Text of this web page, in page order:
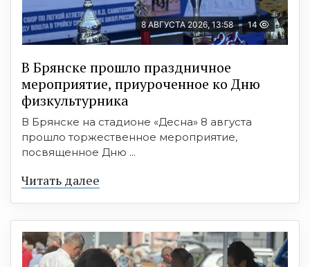
8 АВГУСТА 2026, 13:58 14
В Брянске прошло праздничное
мероприятие, приуроченное ко Дню
физкультурника
В Брянске на стадионе «Десна» 8 августа
прошло торжественное мероприятие,
посвященное Дню ...
Читать далее